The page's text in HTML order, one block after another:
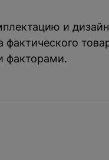
и
факторами.